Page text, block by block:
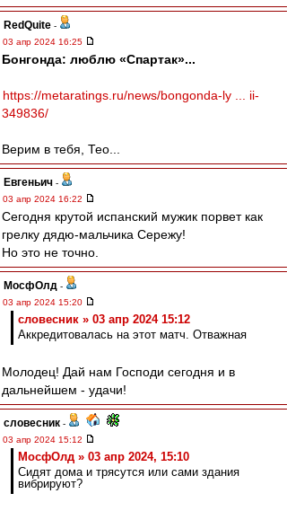
RedQuite -
03 апр 2024 16:25
Бонгонда: люблю «Спартак»...
https://metaratings.ru/news/bongonda-ly ... ii-
349836/
Верим в тебя, Тео...
Евгеньич -
03 апр 2024 16:22
Сегодня крутой испанский мужик порвет как
грелку дядю-мальчика Сережу!
Но это не точно.
МосфОлд -
03 апр 2024 15:20
словесник » 03 апр 2024 15:12
Аккредитовалась на этот матч. Отважная
Молодец! Дай нам Господи сегодня и в
дальнейшем - удачи!
словесник -
03 апр 2024 15:12
МосфОлд » 03 апр 2024, 15:10
Сидят дома и трясутся или сами здания
вибрируют?